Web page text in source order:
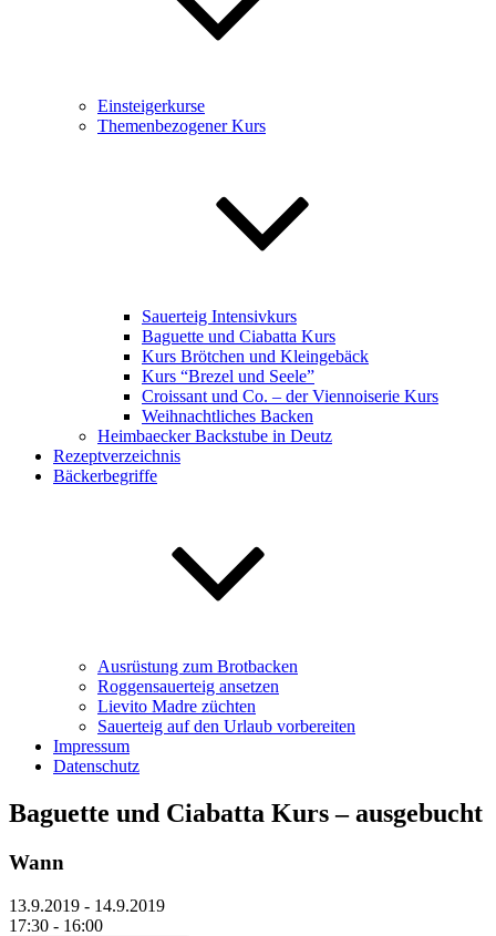
Einsteigerkurse
Themenbezogener Kurs
Sauerteig Intensivkurs
Baguette und Ciabatta Kurs
Kurs Brötchen und Kleingebäck
Kurs “Brezel und Seele”
Croissant und Co. – der Viennoiserie Kurs
Weihnachtliches Backen
Heimbaecker Backstube in Deutz
Rezeptverzeichnis
Bäckerbegriffe
Ausrüstung zum Brotbacken
Roggensauerteig ansetzen
Lievito Madre züchten
Sauerteig auf den Urlaub vorbereiten
Impressum
Datenschutz
Baguette und Ciabatta Kurs – ausgebucht
Wann
13.9.2019 - 14.9.2019
17:30 - 16:00